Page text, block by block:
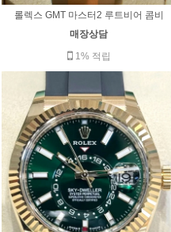
롤렉스 GMT 마스터2 루트비어 콤비
매장상담
1% 적립